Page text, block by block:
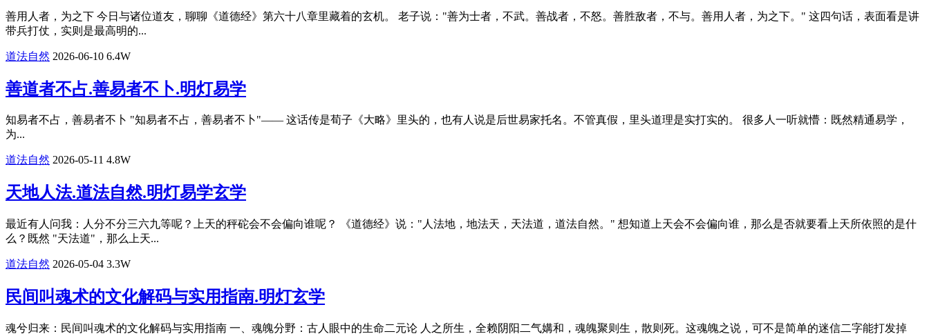
善用人者，为之下 今日与诸位道友，聊聊《道德经》第六十八章里藏着的玄机。 老子说："善为士者，不武。善战者，不怒。善胜敌者，不与。善用人者，为之下。" 这四句话，表面看是讲
带兵打仗，实则是最高明的...
道法自然 2026-06-10 6.4W
善道者不占.善易者不卜.明灯易学
知易者不占，善易者不卜 "知易者不占，善易者不卜"—— 这话传是荀子《大略》里头的，也有人说是后世易家托名。不管真假，里头道理是实打实的。 很多人一听就懵：既然精通易学，
为...
道法自然 2026-05-11 4.8W
天地人法.道法自然.明灯易学玄学
最近有人问我：人分不分三六九等呢？上天的秤砣会不会偏向谁呢？ 《道德经》说："人法地，地法天，天法道，道法自然。" 想知道上天会不会偏向谁，那么是否就要看上天所依照的是什
么？既然 "天法道"，那么上天...
道法自然 2026-05-04 3.3W
民间叫魂术的文化解码与实用指南.明灯玄学
​魂兮归来：民间叫魂术的文化解码与实用指南 一、魂魄分野：古人眼中的生命二元论 人之所生，全赖阴阳二气媾和，魂魄聚则生，散则死。这魂魄之说，可不是简单的迷信二字能打发掉